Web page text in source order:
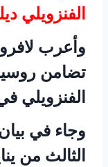
الفنزويلي
وأعرب
تضامن
الفنزويلي
وجاء في
الثالث من